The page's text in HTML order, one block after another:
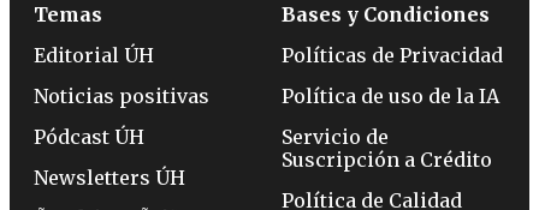
Temas
Editorial ÚH
Noticias positivas
Pódcast ÚH
Newsletters ÚH
Bases y Condiciones
Políticas de Privacidad
Política de uso de la IA
Servicio de
Suscripción a Crédito
Política de Calidad